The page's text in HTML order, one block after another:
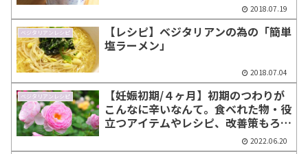
2018.07.19
ベジタリアンレシピ
【レシピ】ベジタリアンの為の「簡単
塩ラーメン」
2018.07.04
ベジタリアンレシピ
【妊娠初期/４ヶ月】初期のつわりが
こんなに辛いなんて。食べれた物・役
立つアイテムやレシピ、改善策もろも
2022.06.20